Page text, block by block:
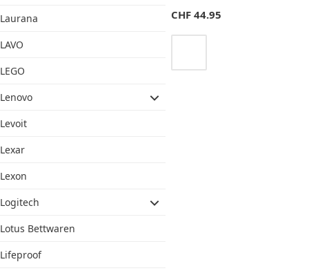
Laurana
LAVO
LEGO
Lenovo
Levoit
Lexar
Lexon
Logitech
Lotus Bettwaren
Lifeproof
CHF 44.95